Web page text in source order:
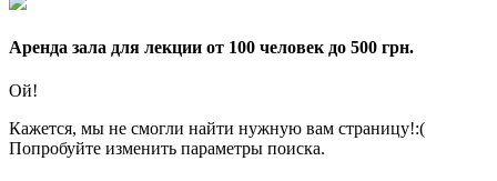
Аренда зала для лекции от 100 человек до 500 грн.
Ой!
Кажется, мы не смогли найти нужную вам страницу!:(
Попробуйте изменить параметры поиска.